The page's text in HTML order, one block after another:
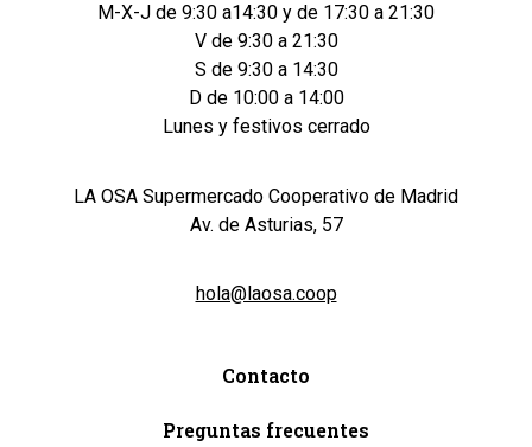
M-X-J de 9:30 a14:30 y de 17:30 a 21:30
V de 9:30 a 21:30
S de 9:30 a 14:30
D de 10:00 a 14:00
Lunes y festivos cerrado
LA OSA Supermercado Cooperativo de Madrid
Av. de Asturias, 57
hola@laosa.coop
Contacto
Preguntas frecuentes